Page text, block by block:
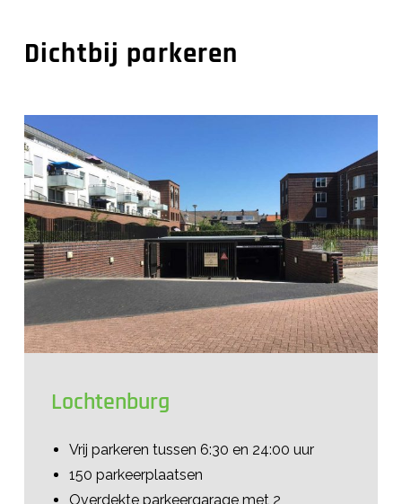
Dichtbij parkeren
Lochtenburg
Vrij parkeren tussen 6:30 en 24:00 uur
150 parkeerplaatsen
Overdekte parkeergarage met 2